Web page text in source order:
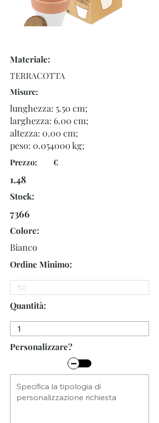
Materiale:
TERRACOTTA
Misure:
lunghezza: 5.50 cm;
larghezza: 6.00 cm;
altezza: 0.00 cm;
peso: 0.054000kg;
Prezzo: €
1.48
Stock:
7366
Colore:
Bianco
Ordine Minimo:
Quantità:
Personalizzare?